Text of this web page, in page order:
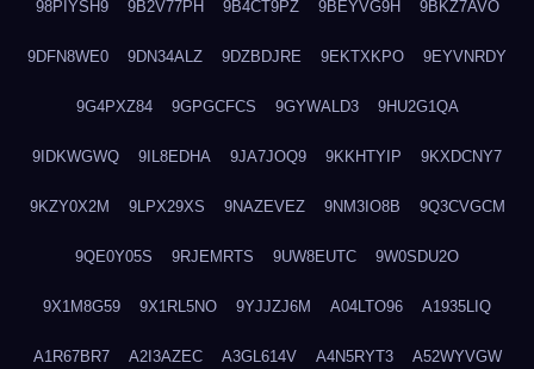
98PIYSH9 9B2V77PH 9B4CT9PZ 9BEYVG9H 9BKZ7AVO
9DFN8WE0 9DN34ALZ 9DZBDJRE 9EKTXKPO 9EYVNRDY
9G4PXZ84 9GPGCFCS 9GYWALD3 9HU2G1QA
9IDKWGWQ 9IL8EDHA 9JA7JOQ9 9KKHTYIP 9KXDCNY7
9KZY0X2M 9LPX29XS 9NAZEVEZ 9NM3IO8B 9Q3CVGCM
9QE0Y05S 9RJEMRTS 9UW8EUTC 9W0SDU2O
9X1M8G59 9X1RL5NO 9YJJZJ6M A04LTO96 A1935LIQ
A1R67BR7 A2I3AZEC A3GL614V A4N5RYT3 A52WYVGW